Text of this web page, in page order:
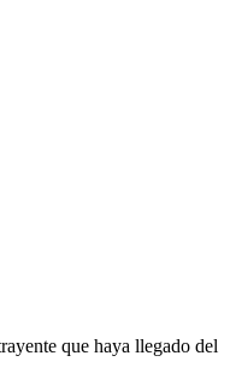
que haya llegado del